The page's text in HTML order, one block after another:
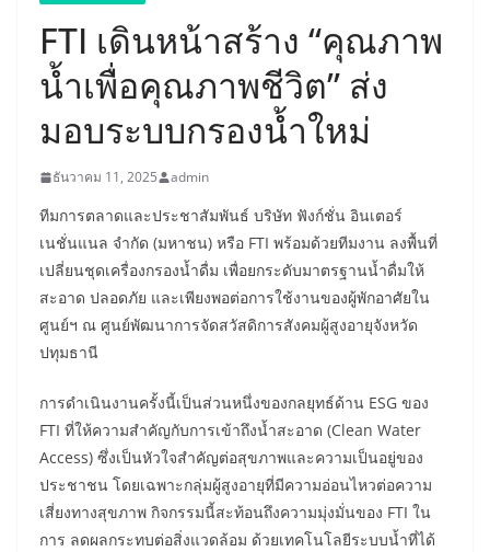
FTI เดินหน้าสร้าง “คุณภาพ
น้ำเพื่อคุณภาพชีวิต” ส่ง
มอบระบบกรองน้ำใหม่
ธันวาคม 11, 2025 admin
ทีมการตลาดและประชาสัมพันธ์ บริษัท ฟังก์ชั่น อินเตอร์
เนชั่นแนล จำกัด (มหาชน) หรือ FTI พร้อมด้วยทีมงาน ลงพื้นที่
เปลี่ยนชุดเครื่องกรองน้ำดื่ม เพื่อยกระดับมาตรฐานน้ำดื่มให้
สะอาด ปลอดภัย และเพียงพอต่อการใช้งานของผู้พักอาศัยใน
ศูนย์ฯ ณ ศูนย์พัฒนาการจัดสวัสดิการสังคมผู้สูงอายุจังหวัด
ปทุมธานี
การดำเนินงานครั้งนี้เป็นส่วนหนึ่งของกลยุทธ์ด้าน ESG ของ
FTI ที่ให้ความสำคัญกับการเข้าถึงน้ำสะอาด (Clean Water
Access) ซึ่งเป็นหัวใจสำคัญต่อสุขภาพและความเป็นอยู่ของ
ประชาชน โดยเฉพาะกลุ่มผู้สูงอายุที่มีความอ่อนไหวต่อความ
เสี่ยงทางสุขภาพ กิจกรรมนี้สะท้อนถึงความมุ่งมั่นของ FTI ใน
การ ลดผลกระทบต่อสิ่งแวดล้อม ด้วยเทคโนโลยีระบบน้ำที่ได้